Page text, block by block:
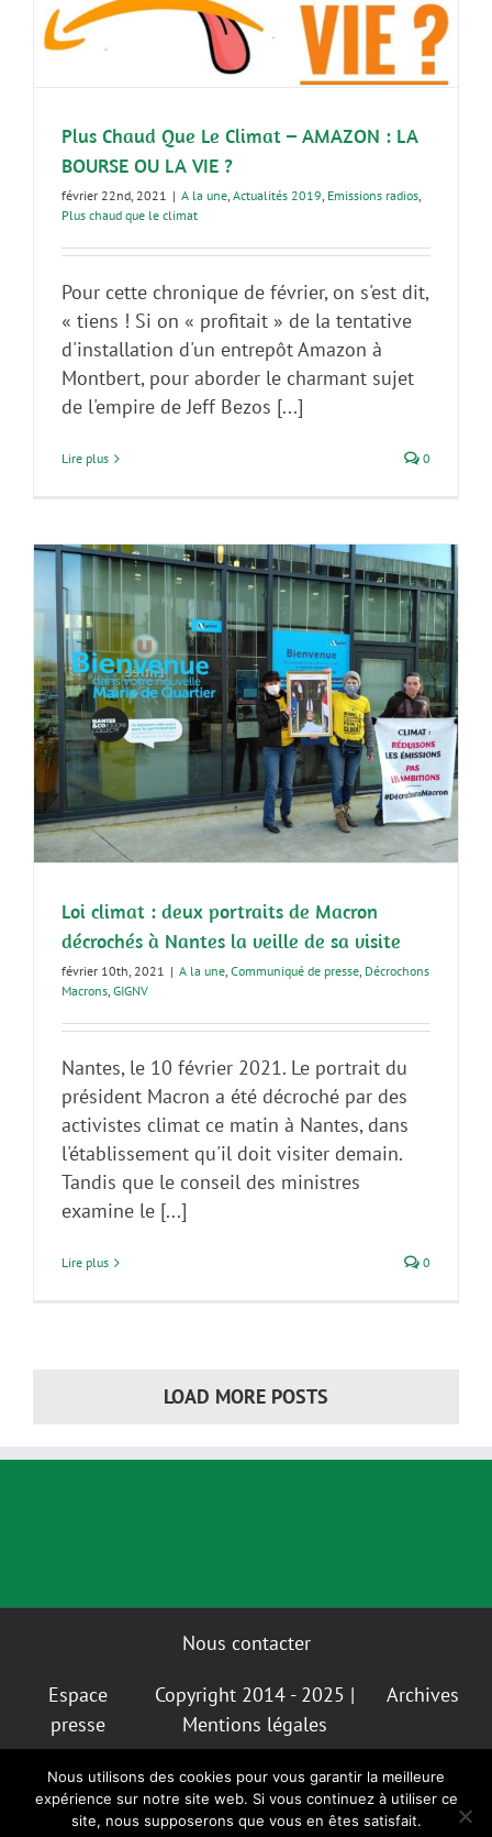
Plus Chaud Que Le Climat – AMAZON : LA
BOURSE OU LA VIE ?
février 22nd, 2021 | A la une Actualités 2019 Emissions radios
Plus chaud que le climat
Pour cette chronique de février, on s'est dit,
« tiens ! Si on « profitait » de la tentative
d'installation d'un entrepôt Amazon à
Montbert, pour aborder le charmant sujet
de l'empire de Jeff Bezos [...]
Lire plus 0
Loi climat : deux portraits de Macron
décrochés à Nantes la veille de sa visite
février 10th, 2021 | A la une, Communiqué de presse, Décrochons
Macrons, GIGNV
Nantes, le 10 février 2021. Le portrait du
président Macron a été décroché par des
activistes climat ce matin à Nantes, dans
l'établissement qu'il doit visiter demain.
Tandis que le conseil des ministres
examine le [...]
Lire plus 0
LOAD MORE POSTS
Nous contacter
Espace
presse
Copyright 2014 - 2025 |
Mentions légales
Archives
InstagramFacebook
Mastodon
AlternatibaFacebook
Bluesky
GIGNV
Nous utilisons des cookies pour vous garantir la meilleure
expérience sur notre site web. Si vous continuez à utiliser ce
site, nous supposerons que vous en êtes satisfait.